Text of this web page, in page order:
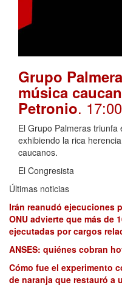
Grupo
música
Petronio. 17:00
El Grupo Palmeras triunfa
exhibiendo la rica
caucanos.
El Congresista
Últimas noticias
Irán reanudó ejecuciones
ONU advierte que más de
ejecutadas por cargos
ANSES: quiénes cobran
Cómo fue el experimento
de naranja que restauró a